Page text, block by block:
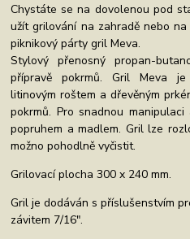
Chystáte se na dovolenou pod
užít grilování na zahradě nebo
piknikový párty gril Meva.
Stylový přenosný propan-
přípravě pokrmů. Gril Meva je
litinovým roštem a dřevěným
pokrmů. Pro snadnou
popruhem a madlem. Gril lze
možno pohodlně vyčistit.
Grilovací plocha 300 x 240 mm.
Gril je dodáván s příslušenstvím
závitem 7/16ʺ.